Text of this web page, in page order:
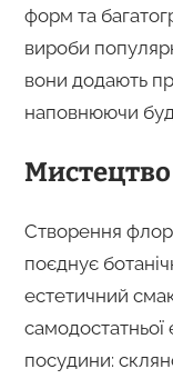
форм та
вироби
вони додають
наповнюючи
Мистецтво
Створення
поєднує
естетичний
посудини: